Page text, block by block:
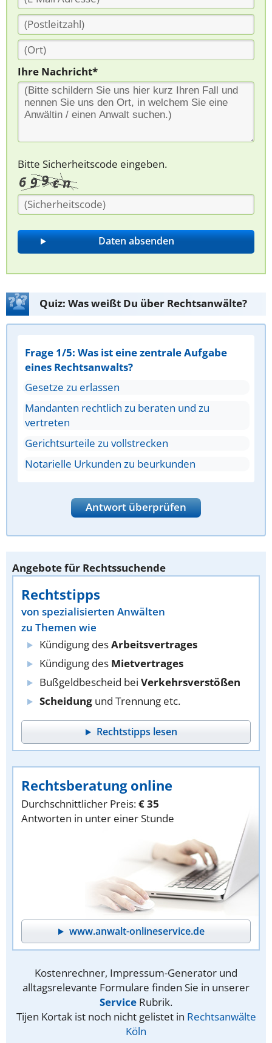
Ihre Nachricht*
Bitte Sicherheitscode eingeben.
Quiz: Was weißt Du über Rechtsanwälte?
Frage 1/5: Was ist eine zentrale Aufgabe
eines Rechtsanwalts?
Gesetze zu erlassen
Mandanten rechtlich zu beraten und zu
vertreten
Gerichtsurteile zu vollstrecken
Notarielle Urkunden zu beurkunden
Antwort überprüfen
Angebote für Rechtssuchende
Rechtstipps
von spezialisierten Anwälten
zu Themen wie
Kündigung desArbeitsvertrages
Kündigung des Mietvertrages
Bußgeldbescheid bei Verkehrsverstößen
Scheidung und Trennung etc.
Rechtstipps lesen
Rechtsberatung online
Durchschnittlicher Preis:€ 35
Antworten in unter einer Stunde
www.anwalt-onlineservice.de
Kostenrechner, Impressum-Generator und
alltagsrelevante Formulare finden Sie in unserer
Service Rubrik.
Tijen Kortak ist noch nicht gelistet in Rechtsanwälte
Köln